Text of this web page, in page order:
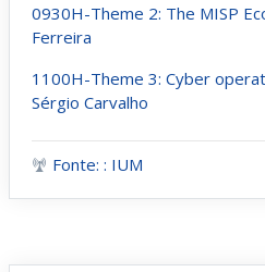
0930H-Theme 2: The MISP
Ferreira
1100H-Theme 3: Cyber
Sérgio Carvalho
Fonte: : IUM